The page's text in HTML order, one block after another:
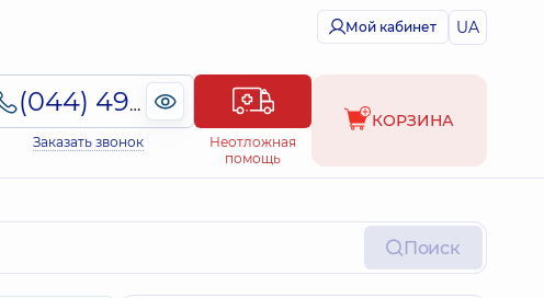
Мой кабинет UA
(044) 495-2-888
Заказать звонок
Неотложная
помощь
КОРЗИНА
Поиск